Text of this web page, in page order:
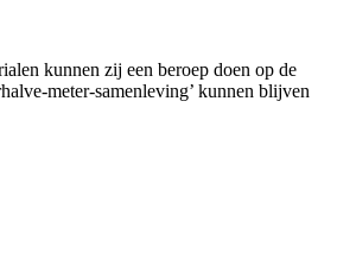
kunnen zij een beroep doen op de
meter-samenleving’ kunnen blijven